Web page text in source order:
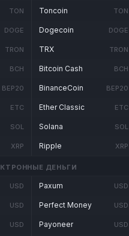
TON
DOGE
TRON
BCH
BEP20
ETC
SOL
XRP
Toncoin TON
Dogecoin DOGE
TRX TRON
Bitcoin Cash BCH
BinanceCoin BEP20
Ether Classic ETC
Solana SOL
Ripple XRP
ДЕНЬГИ
USD
USD
USD
Paxum USD
Perfect Money USD
Payoneer USD